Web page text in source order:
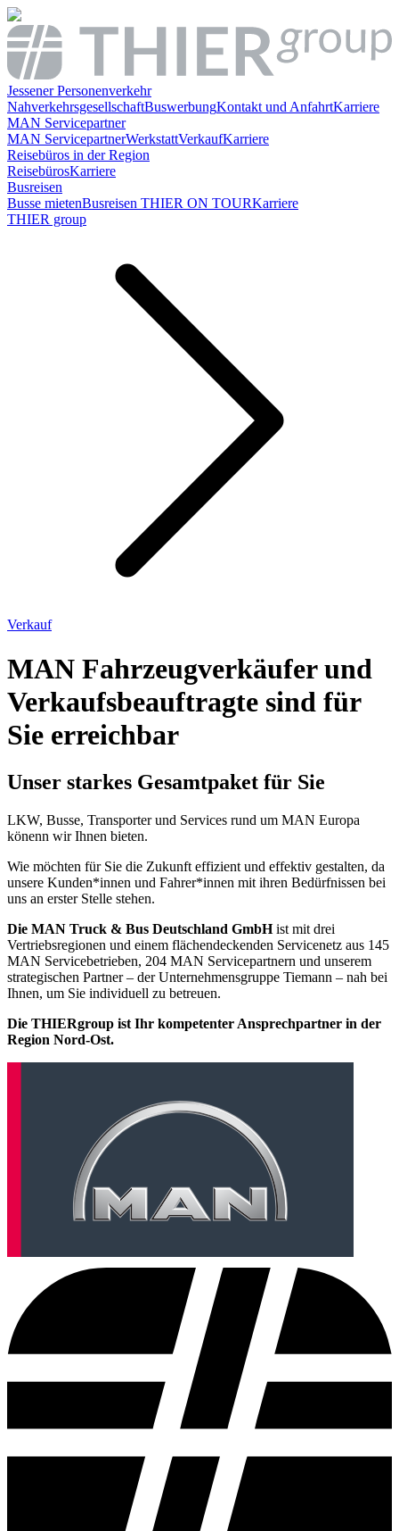
Jessener Personenverkehr
NahverkehrsgesellschaftBuswerbungKontakt und AnfahrtKarriere
MAN Servicepartner
MAN ServicepartnerWerkstattVerkaufKarriere
Reisebüros in der Region
ReisebürosKarriere
Busreisen
Busse mietenBusreisen THIER ON TOURKarriere
THIER group
Verkauf
MAN Fahrzeugverkäufer und
Verkaufsbeauftragte sind für
Sie erreichbar
Unser starkes Gesamtpaket für Sie
LKW, Busse, Transporter und Services rund um MAN Europa
könenn wir Ihnen bieten.
Wie möchten für Sie die Zukunft effizient und effektiv gestalten, da
unsere Kunden*innen und Fahrer*innen mit ihren Bedürfnissen bei
uns an erster Stelle stehen.
Die MAN Truck & Bus Deutschland GmbHist mit drei
Vertriebsregionen und einem flächendeckenden Servicenetz aus 145
MAN Servicebetrieben, 204 MAN Servicepartnern und unserem
strategischen Partner – der Unternehmensgruppe Tiemann – nah bei
Ihnen, um Sie individuell zu betreuen.
Die THIERgroup ist Ihr kompetenter Ansprechpartner in der
Region Nord-Ost.